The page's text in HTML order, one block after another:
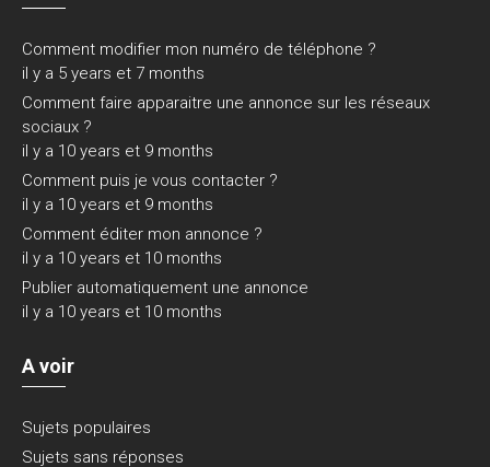
Comment modifier mon numéro de téléphone ?
il y a 5 years et 7 months
Comment faire apparaitre une annonce sur les réseaux
sociaux ?
il y a 10 years et 9 months
Comment puis je vous contacter ?
il y a 10 years et 9 months
Comment éditer mon annonce ?
il y a 10 years et 10 months
Publier automatiquement une annonce
il y a 10 years et 10 months
A voir
Sujets populaires
Sujets sans réponses